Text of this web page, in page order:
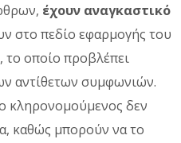
έχουν αναγκαστικό
στο πεδίο εφαρμογής του
το οποίο προβλέπει
αντίθετων συμφωνιών.
κληρονομούμενος δεν
καθώς μπορούν να το